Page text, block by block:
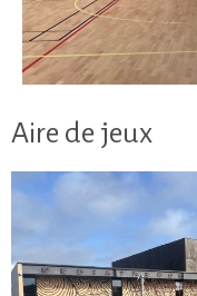
Aire de jeux